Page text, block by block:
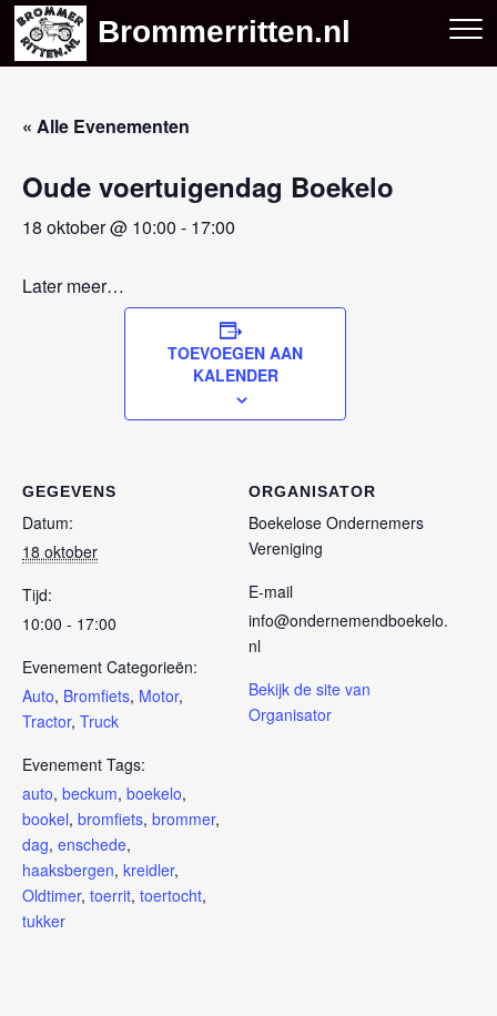
Skip
content
Brommerritten.nl
« Alle Evenementen
Oude voertuigendag Boekelo
18 oktober @ 10:00 - 17:00
Later meer…
TOEVOEGEN AAN
KALENDER
GEGEVENS
Datum:
18 oktober
Tijd:
10:00 - 17:00
Evenement Categorieën:
Auto, Bromfiets, Motor,
Tractor, Truck
Evenement Tags:
auto, beckum, boekelo,
bookel, bromfiets, brommer,
dag, enschede,
haaksbergen, kreidler,
Oldtimer, toerrit, toertocht,
tukker
ORGANISATOR
Boekelose Ondernemers
Vereniging
E-mail
info@ondernemendboekelo.
nl
Bekijk de site van
Organisator